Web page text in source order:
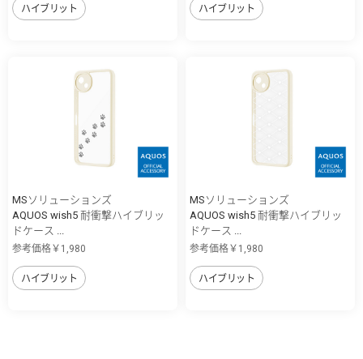
ハイブリット ハイブリット
MSソリューションズ
AQUOS wish5 耐衝撃ハイブリッ
ドケース ...
参考価格￥1,980
ハイブリット
MSソリューションズ
AQUOS wish5 耐衝撃ハイブリッ
ドケース ...
参考価格￥1,980
ハイブリット